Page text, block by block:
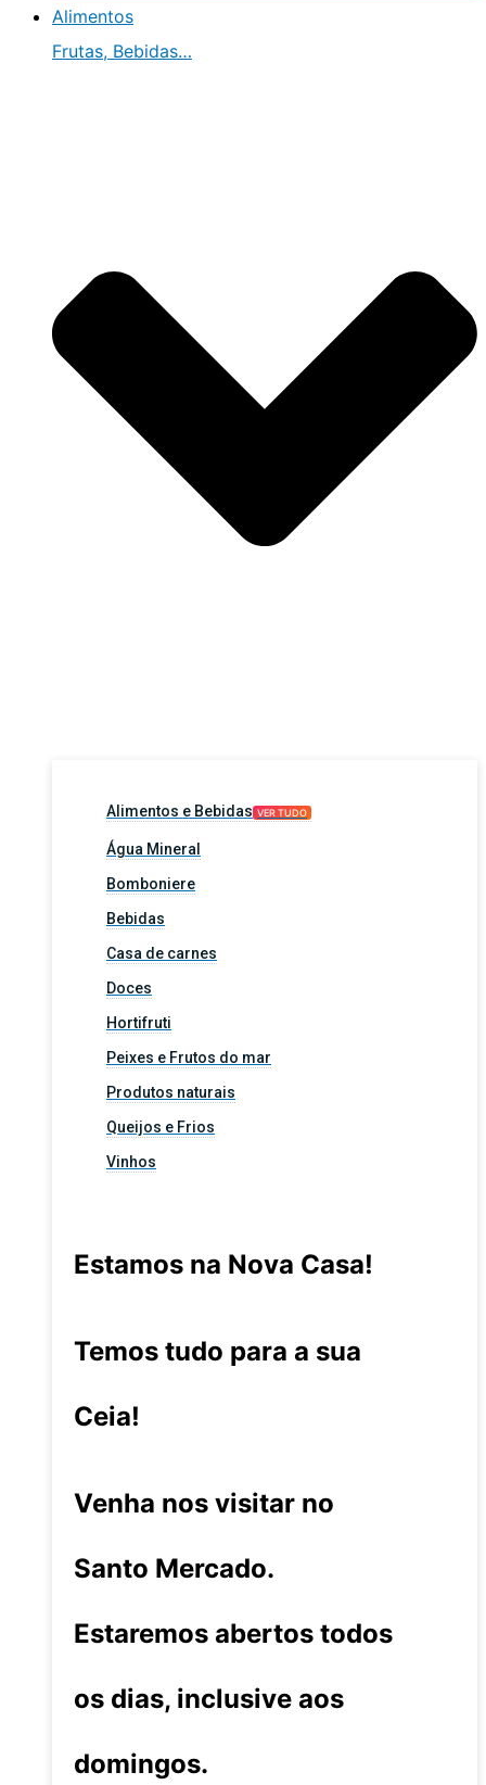
Alimentos
Frutas, Bebidas…
Alimentos e Bebidas VER TUDO
Água Mineral
Bomboniere
Bebidas
Casa de carnes
Doces
Hortifruti
Peixes e Frutos do mar
Produtos naturais
Queijos e Frios
Vinhos
Estamos na Nova Casa!
Temos tudo para a sua
Ceia!
Venha nos visitar no
Santo Mercado.
Estaremos abertos todos
os dias, inclusive aos
domingos.